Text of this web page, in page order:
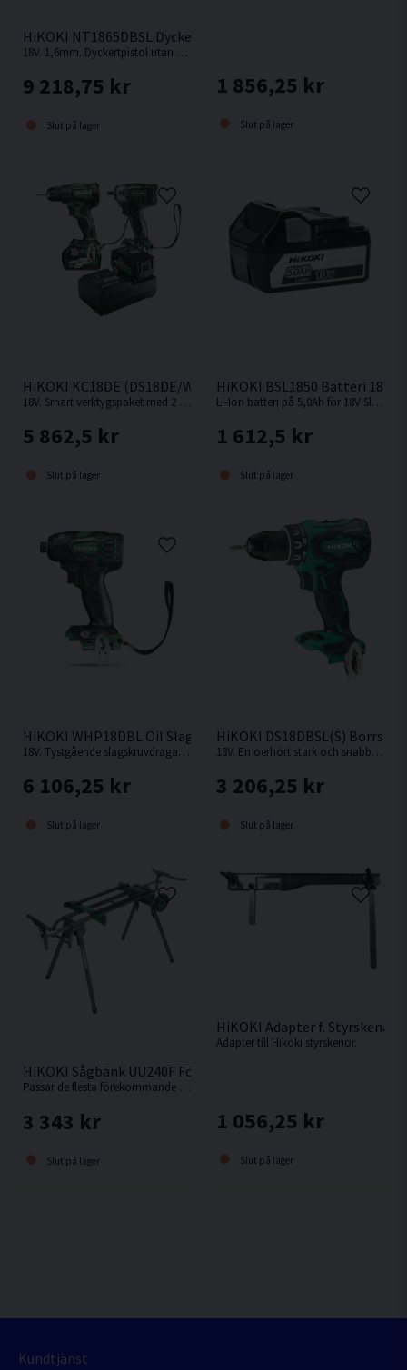
HiKOKI NT1865DBSL Dyckertpistol 18V (2x2,0Ah)
18V. 1,6mm. Dyckertpistol utan behov av kompressor, slang eller gas.
9 218,75 kr
Slut på lager
1 856,25 kr
Slut på lager
HiKOKI KC18DE (DS18DE/WR18DBDL2) Verktygspaket 18V
18V. Smart verktygspaket med 2 st kompakta och kraftfulla 18V batteriverktyg.
5 862,5 kr
Slut på lager
HiKOKI BSL1850 Batteri 18V
Li-Ion batteri på 5,0Ah för 18V Sladdlösa HiKOKI / Hitachi maskiner med Slide batterifäste.
1 612,5 kr
Slut på lager
HiKOKI WHP18DBL Oil Slagskruvdragare 18V
18V. Tystgående slagskruvdragare med oljedämpning, perfekt i bullerkänsliga miljöer.
6 106,25 kr
Slut på lager
HiKOKI DS18DBSL(S)
18V. En oerhört stark och snabb kompakt borrskruvdragare från Hikoki.
3 206,25 kr
Slut på lager
HiKOKI Sågbänk UU240F För Kap-/Gersåg
Passar de flesta förekommande kap-/gersågar.
3 343 kr
Slut på lager
HiKOKI Adapter f. Styrskena
Adapter till Hikoki styrskenor.
1 056,25 kr
Slut på lager
Kundtjänst